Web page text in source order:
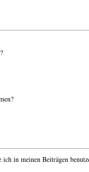
in meinen Beiträgen